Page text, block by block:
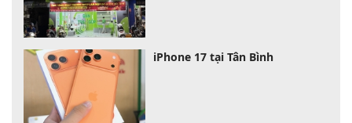
iPhone 17 tại Tân Bình